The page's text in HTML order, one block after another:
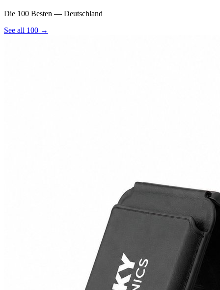
Die 100 Besten — Deutschland
See all 100 →